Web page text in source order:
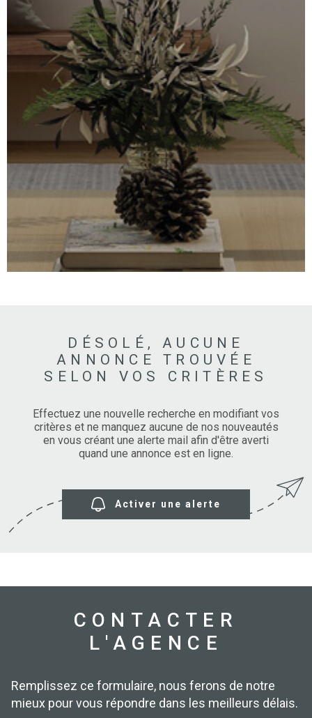
NOS
VENDUS
NOS
DÉSOLÉ, AUCUNE
ANNONCE TROUVÉE
SELON VOS CRITÈRES
Effectuez une nouvelle recherche en modifiant vos
critères et ne manquez aucune de nos nouveautés
en vous créant une alerte mail afin d'être averti
quand une annonce est en ligne.
Activer une alerte
CONTACTER
L'AGENCE
Remplissez ce formulaire, nous ferons de notre
mieux pour vous répondre dans les meilleurs délais.
Pièces
PIÈCES
RÉFÉRENCE
PLUS DE CRITÈRES
RECHERCHER